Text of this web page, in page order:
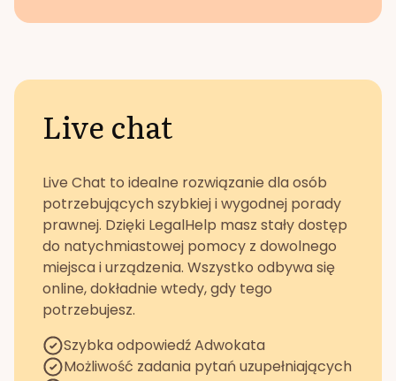
Live chat
Live Chat to idealne rozwiązanie dla osób
potrzebujących szybkiej i wygodnej porady
prawnej. Dzięki LegalHelp masz stały dostęp
do natychmiastowej pomocy z dowolnego
miejsca i urządzenia. Wszystko odbywa się
online, dokładnie wtedy, gdy tego
potrzebujesz.
Szybka odpowiedź Adwokata
Możliwość zadania pytań uzupełniających